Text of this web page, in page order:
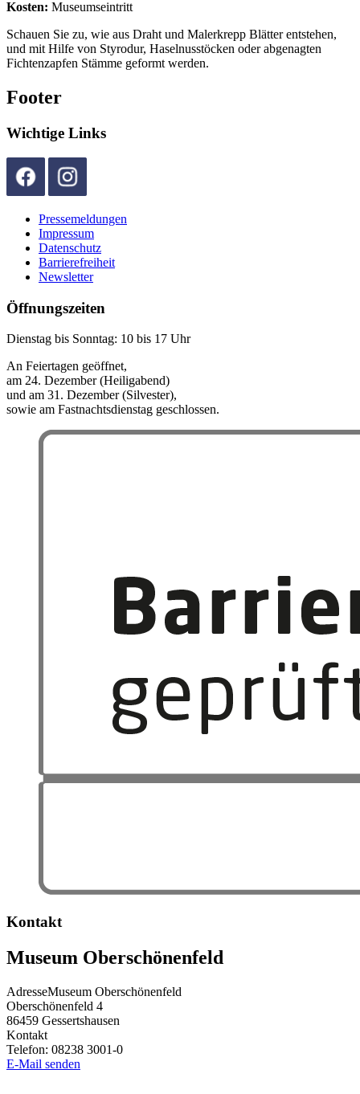
Kosten: Museumseintritt
Schauen Sie zu, wie aus Draht und Malerkrepp Blätter entstehen,
und mit Hilfe von Styrodur, Haselnusstöcken oder abgenagten
Fichtenzapfen Stämme geformt werden.
Footer
Wichtige Links
Pressemeldungen
Impressum
Datenschutz
Barrierefreiheit
Newsletter
Öffnungszeiten
Dienstag bis Sonntag: 10 bis 17 Uhr
An Feiertagen geöffnet,
am 24. Dezember (Heiligabend)
und am 31. Dezember (Silvester),
sowie am Fastnachtsdienstag geschlossen.
Kontakt
Museum Oberschönenfeld
AdresseMuseum Oberschönenfeld
Oberschönenfeld 4
86459 Gessertshausen
Kontakt
Telefon: 08238 3001-0
E-Mail senden